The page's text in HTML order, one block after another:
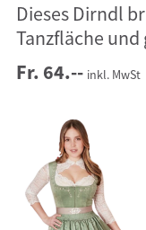
Dieses Dirndl
Tanzfläche und
Fr. 64.-- inkl. MwSt